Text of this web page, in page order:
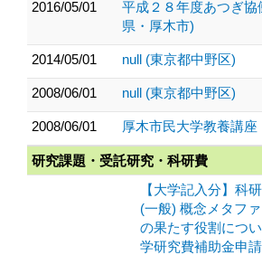
2016/05/01
平成２８年度あつぎ協
県・厚木市)
2014/05/01 null (東京都中野区)
2008/06/01 null (東京都中野区)
2008/06/01 厚木市民大学教養講座
研究課題・受託研究・科研費
【大学記入分】科
(一般) 概念メタフ
の果たす役割につ
学研究費補助金申請